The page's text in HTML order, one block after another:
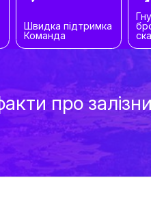
Швидка підтримка
Команда
про